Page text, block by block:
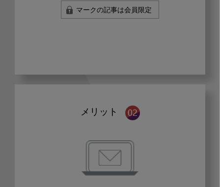
マークの記事は会員限定
メリット